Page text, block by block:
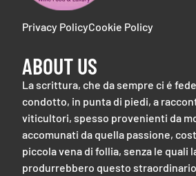
Privacy PolicyCookie Policy
ABOUT US
La scrittura, che da sempre ci é
condotto, in punta di piedi, a
viticultori, spesso provenienti da
accomunati da quella passione,
piccola vena di follia, senza le quali
produrrebbero questo